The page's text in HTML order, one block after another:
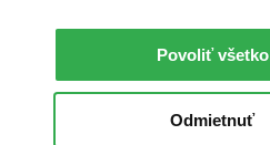
Povoliť všetko
Odmietnuť